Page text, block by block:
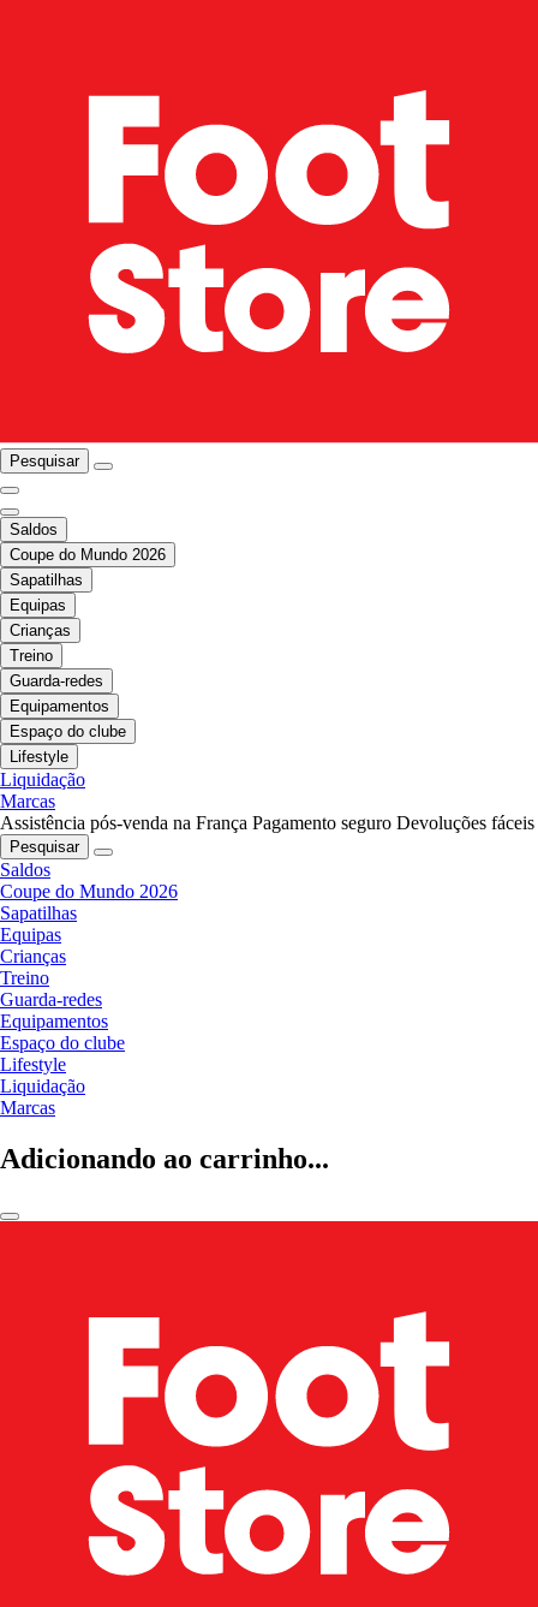
Pesquisar
Saldos
Coupe do Mundo 2026
Sapatilhas
Equipas
Crianças
Treino
Guarda-redes
Equipamentos
Espaço do clube
Lifestyle
Liquidação
Marcas
Assistência pós-venda na França Pagamento seguro Devoluções fáceis
Pesquisar
Saldos
Coupe do Mundo 2026
Sapatilhas
Equipas
Crianças
Treino
Guarda-redes
Equipamentos
Espaço do clube
Lifestyle
Liquidação
Marcas
Adicionando ao carrinho...